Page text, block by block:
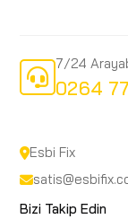
7/24
0264
Esbi Fix
Bizi Takip Edin